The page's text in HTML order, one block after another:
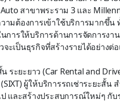
สาขาพระราม 3 และ
มต้องการเข้าใช้บริการมากขึ้น
การให้บริการด้านการจัดการงา
เป็นธุรกิจที่สร้างรายได้อย่างต่อ
ะยะยาว (Car Rental and
ผู้ให้บริการรถเช่าระยะสั้น
และสร้างประสบการณ์ใหม่ๆ กั